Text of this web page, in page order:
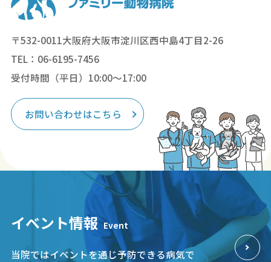
〒532-0011大阪府大阪市淀川区西中島4丁目2-26
TEL：06-6195-7456
受付時間（平日）10:00～17:00
お問い合わせはこちら
イベント情報 Event
当院ではイベントを通じ予防できる病気で